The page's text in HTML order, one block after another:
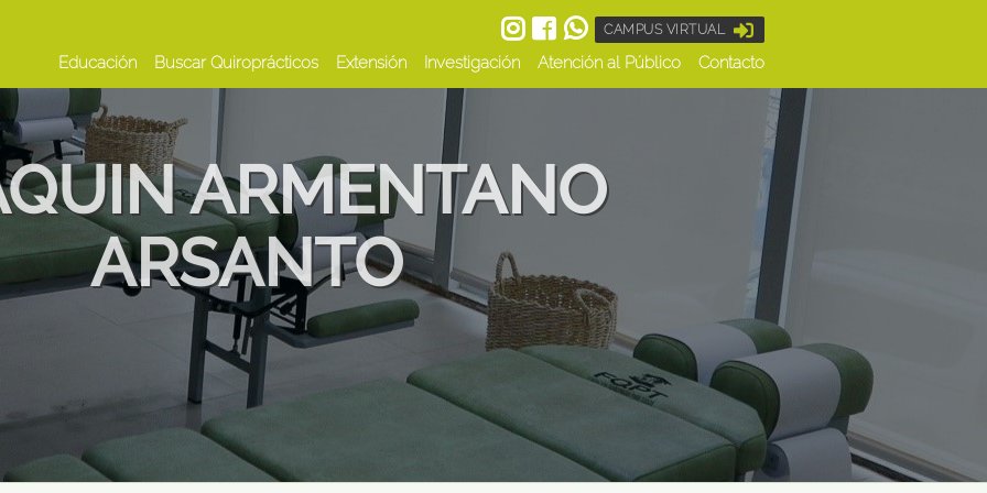
CAMPUS VIRTUAL
Educación Buscar Quiroprácticos Extensión Investigación Atención al Público Contacto
ARMENTANO
ARSANTO